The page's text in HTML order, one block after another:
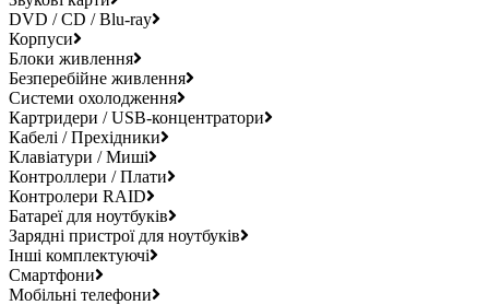
DVD / CD / Blu-ray
Корпуси
Блоки живлення
Безперебійне живлення
Системи охолодження
Картридери / USB-концентратори
Кабелі / Прехідники
Клавіатури / Миші
Контроллери / Плати
Контролери RAID
Батареї для ноутбуків
Зарядні пристрої для ноутбуків
Інші комплектуючі
Смартфони
Мобільні телефони